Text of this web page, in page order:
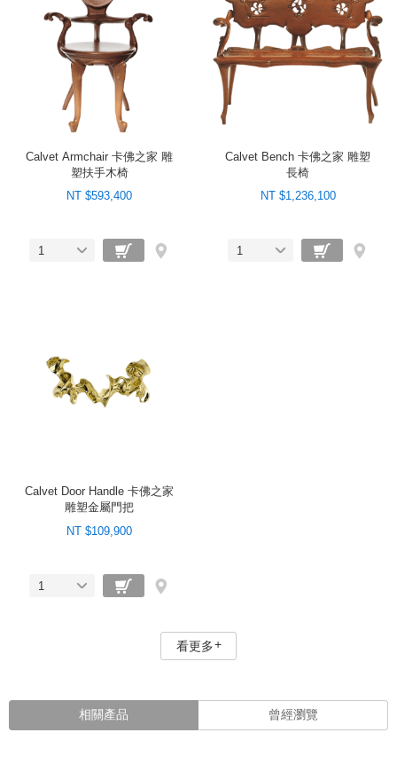
Calvet Armchair 卡佛之家 雕
塑扶手木椅
NT $593,400
1
Calvet Bench 卡佛之家 雕塑
長椅
NT $1,236,100
1
Calvet Door Handle 卡佛之家
雕塑金屬門把
NT $109,900
1
看更多
相關產品 曾經瀏覽